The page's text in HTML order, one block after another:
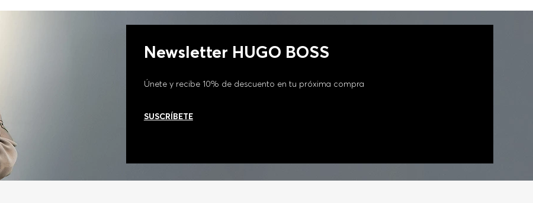
Newsletter HUGO BOSS
Únete y recibe 10% de descuento en tu próxima compra
SUSCRÍBETE